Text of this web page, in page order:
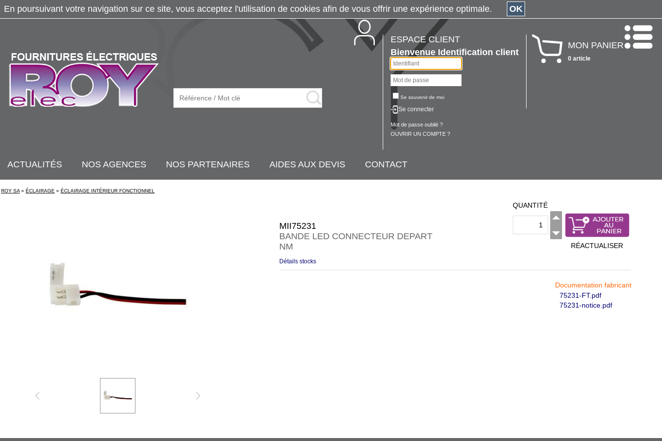
ESPACE CLIENT
Bienvenue Identification client
Se souvenir de moi
Se connecter
Mot de passe oublié ?
OUVRIR UN COMPTE ?
MON PANIER
0 article
ACTUALITÉS NOS AGENCES NOS PARTENAIRES AIDES AUX DEVIS CONTACT
ROY SA » ÉCLAIRAGE » ÉCLAIRAGE INTÉRIEUR FONCTIONNEL
MII75231
BANDE LED CONNECTEUR DEPART
NM
QUANTITÉ
RÉACTUALISER
Détails stocks
Documentation fabricant
75231-FT.pdf
75231-notice.pdf
En poursuivant votre navigation sur ce site, vous acceptez l'utilisation de cookies afin de vous offrir une expérience optimale. OK